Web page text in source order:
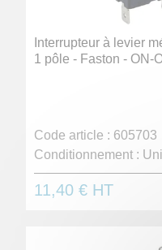
Interrupteur à levier
1 pôle - Faston - ON-
Code article : 605703
Conditionnement :
11,40 € HT